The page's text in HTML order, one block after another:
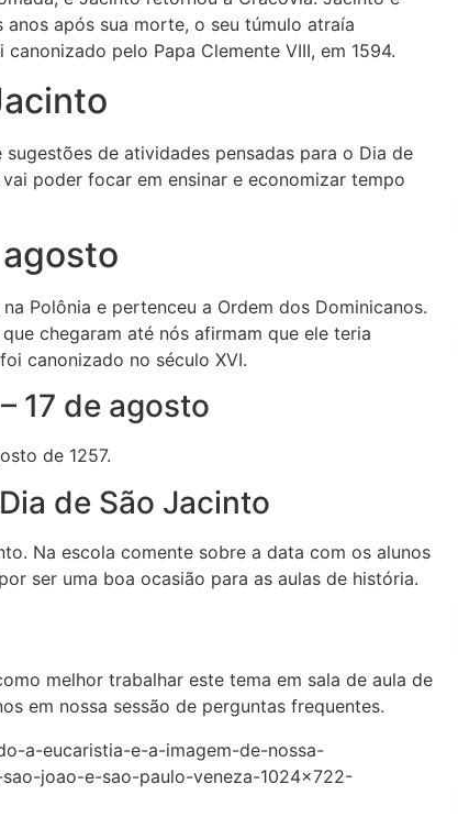
após sua morte, o seu túmulo atraía
pelo Papa Clemente VIII, em 1594.
de atividades pensadas para o Dia de
poder focar em ensinar e economizar tempo
Polônia e pertenceu a Ordem dos Dominicanos.
chegaram até nós afirmam que ele teria
canonizado no século XVI.
17 de agosto
de 1257.
de São Jacinto
Na escola comente sobre a data com os alunos
ser uma boa ocasião para as aulas de história.
melhor trabalhar este tema em sala de aula de
em nossa sessão de perguntas frequentes.